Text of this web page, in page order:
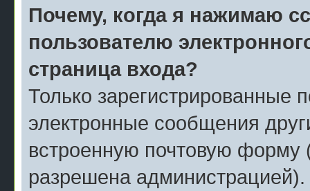
Почему, когда я нажимаю
пользователю
страница входа?
Только зарегистрированные
электронные сообщения
встроенную почтовую форму
разрешена